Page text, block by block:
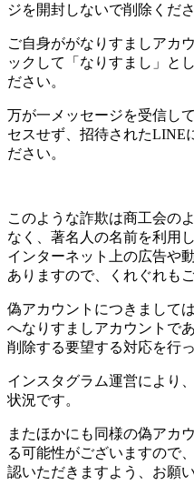
ジを開封しないで削除くださ
ご自身ががなりすましアカ
ックして「なりすまし」と
ださい。
万が一メッセージを受信し
セスせず、招待されたLINE
ださい。
このような詐欺は商工会の
なく、著名人の名前を利用し
インターネット上の広告や
ありますので、くれぐれも
偽アカウントにつきまして
へなりすましアカウントで
削除する要望する対応を行
インスタグラム運営により
状況です。
またほかにも同様の偽アカ
る可能性がございますので
認いただきますよう、お願